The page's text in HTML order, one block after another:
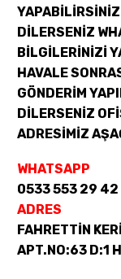
DİLERSENİZ
BİLGİLERİNİZİ
HAVALE
GÖNDERİM
DİLERSENİZ
ADRESİMİZ
WHATSAPP
0533 553 29 42
ADRES
FAHRETTİN
APT.NO:63 D:1